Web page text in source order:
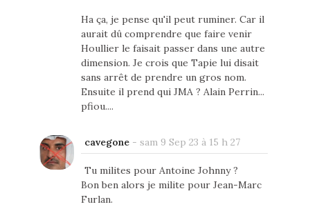
Ha ça, je pense qu'il peut ruminer. Car il
aurait dû comprendre que faire venir
Houllier le faisait passer dans une autre
dimension. Je crois que Tapie lui disait
sans arrêt de prendre un gros nom.
Ensuite il prend qui JMA ? Alain Perrin...
pfiou....
cavegone- sam 9 Sep 23 à 15 h 27
Tu milites pour Antoine Johnny ?
Bon ben alors je milite pour Jean-Marc
Furlan.